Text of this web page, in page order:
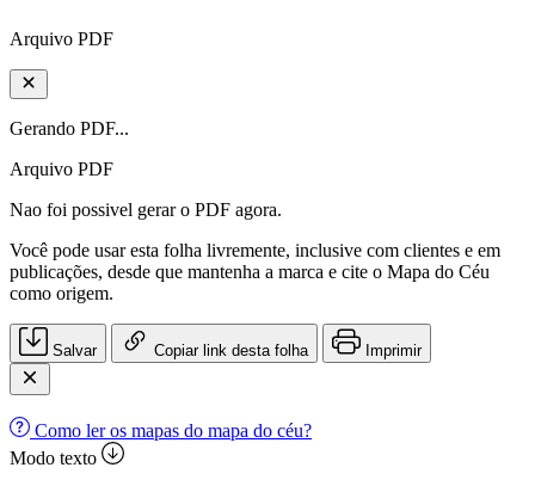
Arquivo PDF
Gerando PDF...
Arquivo PDF
Nao foi possivel gerar o PDF agora.
Você pode usar esta folha livremente, inclusive com clientes e em
publicações, desde que mantenha a marca e cite o Mapa do Céu
como origem.
Salvar Copiar link desta folha Imprimir
Como ler os mapas do mapa do céu?
Modo texto